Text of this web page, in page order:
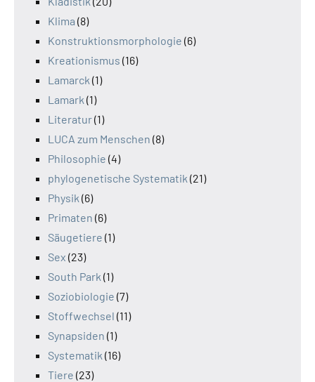
Klima (8)
Konstruktionsmorphologie (6)
Kreationismus (16)
Lamarck (1)
Lamark (1)
Literatur(1)
LUCA zum Menschen (8)
Philosophie (4)
phylogenetische Systematik (21)
Physik (6)
Primaten (6)
Säugetiere (1)
Sex (23)
South Park (1)
Soziobiologie (7)
Stoffwechsel (11)
Synapsiden (1)
Systematik (16)
Tiere (23)